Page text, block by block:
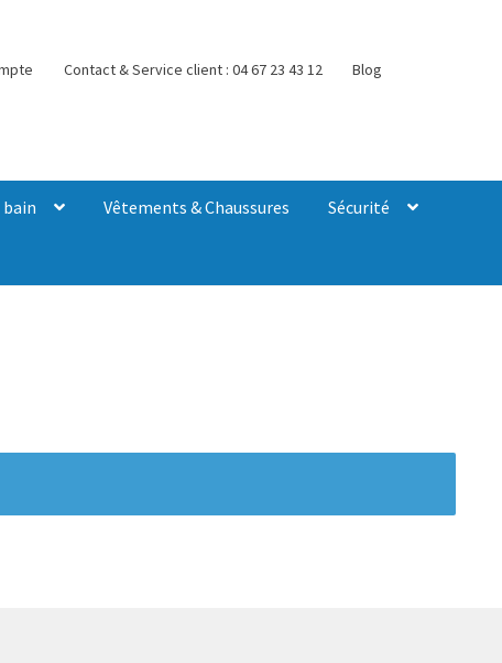
Contact & Service client : 04 67 23 43 12 Blog
bain Vêtements & Chaussures Sécurité